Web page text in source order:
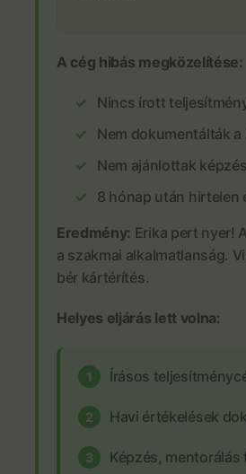
A cég hibás megközelítése:
Nincs írott
Nem dokumentálták a
Nem ajánlottak
8 hónap után hirtelen
Eredmény: Erika pert nyer!
a szakmai alkalmatlanság.
bér kártérítés.
Helyes eljárás lett volna:
1 Írásos
2 Havi értékelések
3 Képzés, mentorálás